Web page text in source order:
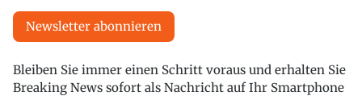
Newsletter abonnieren
Bleiben Sie immer einen Schritt voraus und erhalten Sie
Breaking News sofort als Nachricht auf Ihr Smartphone